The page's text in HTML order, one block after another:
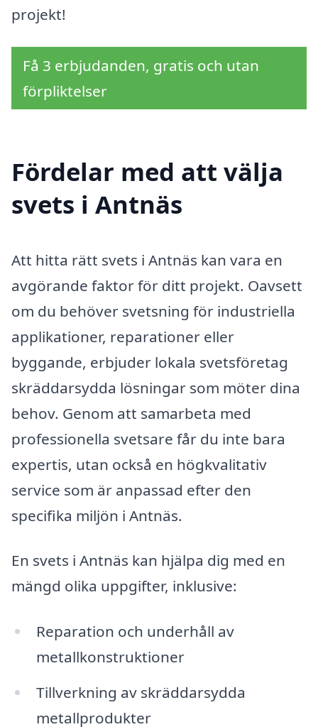
projekt!
Få 3 erbjudanden, gratis och utan
förpliktelser
Fördelar med att välja
svets i Antnäs
Att hitta rätt svets i Antnäs kan vara en
avgörande faktor för ditt projekt. Oavsett
om du behöver svetsning för industriella
applikationer, reparationer eller
byggande, erbjuder lokala svetsföretag
skräddarsydda lösningar som möter dina
behov. Genom att samarbeta med
professionella svetsare får du inte bara
expertis, utan också en högkvalitativ
service som är anpassad efter den
specifika miljön i Antnäs.
En svets i Antnäs kan hjälpa dig med en
mängd olika uppgifter, inklusive:
Reparation och underhåll av
metallkonstruktioner
Tillverkning av skräddarsydda
metallprodukter